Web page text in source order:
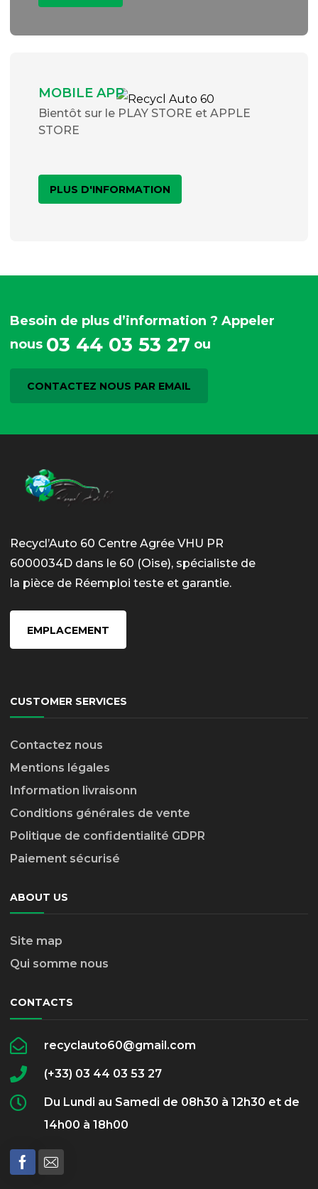
MOBILE APP
Bientôt sur le PLAY STORE et APPLE
STORE
PLUS D'INFORMATION
Besoin de plus d’information ? Appeler
nous 03 44 03 53 27 ou
CONTACTEZ NOUS PAR EMAIL
Recycl’Auto 60 Centre Agrée VHU PR
6000034D dans le 60 (Oise), spécialiste de
la pièce de Réemploi teste et garantie.
EMPLACEMENT
CUSTOMER SERVICES
Contactez nous
Mentions légales
Information livraisonn
Conditions générales de vente
Politique de confidentialité GDPR
Paiement sécurisé
ABOUT US
Site map
Qui somme nous
CONTACTS
recyclauto60@gmail.com
(+33) 03 44 03 53 27
Du Lundi au Samedi de 08h30 à 12h30 et de
14h00 à 18h00